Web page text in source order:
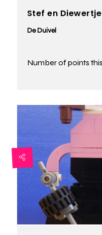
Stef en Diewertje
De Duivel
Number of points